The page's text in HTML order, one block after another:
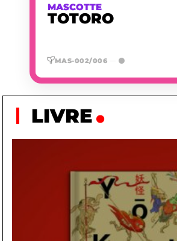
MASCOTTE
TOTORO
MAS-002/006 —
LIVRE